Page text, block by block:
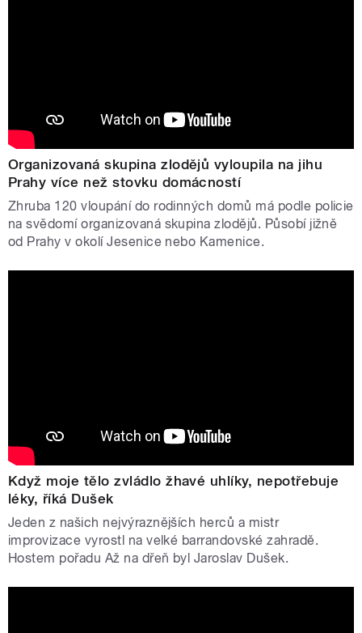
Organizovaná skupina zlodějů vyloupila na jihu
Prahy více než stovku domácností
Zhruba 120 vloupání do rodinných domů má podle policie
na svědomí organizovaná skupina zlodějů. Působí jižně
od Prahy v okolí Jesenice nebo Kamenice.
Když moje tělo zvládlo žhavé uhlíky, nepotřebuje
léky, říká Dušek
Jeden z našich nejvýraznějších herců a mistr
improvizace vyrostl na velké barrandovské zahradě.
Hostem pořadu Až na dřeň byl Jaroslav Dušek.